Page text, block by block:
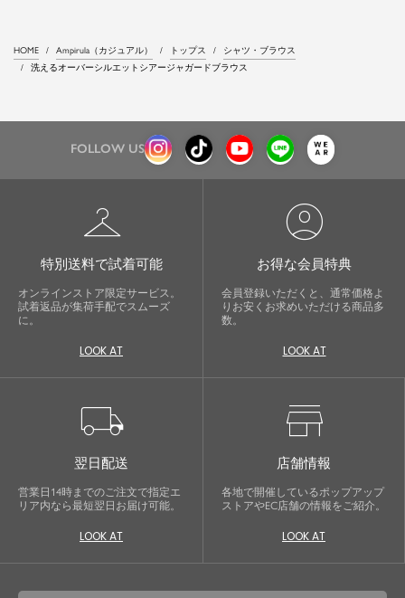
HOME Ampirula（カジュアル） トップス
シャツ・ブラウス
洗えるオーバーシルエットシアージャガードブラウス
FOLLOW US
checkroom
特別送料で試着可能
オンラインストア限定サービス。
試着返品が集荷手配でスムーズ
に。
LOOK AT
account_circle
お得な会員特典
会員登録いただくと、通常価格よ
りお安くお求めいただける商品多
数。
LOOK AT
local_shipping
翌日配送
営業日14時までのご注文で指定エ
リア内なら最短翌日お届け可能。
LOOK AT
store
店舗情報
各地で開催しているポップアップ
ストアやEC店舗の情報をご紹介。
LOOK AT